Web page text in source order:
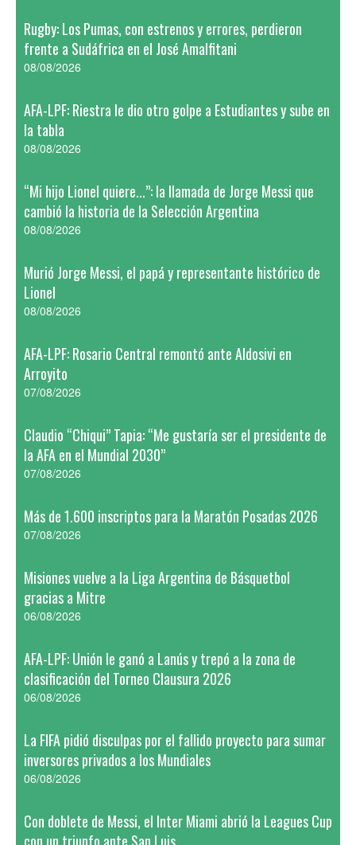
Rugby: Los Pumas, con estrenos y errores, perdieron
frente a Sudáfrica en el José Amalfitani
08/08/2026
AFA-LPF: Riestra le dio otro golpe a Estudiantes y sube en
la tabla
08/08/2026
“Mi hijo Lionel quiere...”: la llamada de Jorge Messi que
cambió la historia de la Selección Argentina
08/08/2026
Murió Jorge Messi, el papá y representante histórico de
Lionel
08/08/2026
AFA-LPF: Rosario Central remontó ante Aldosivi en
Arroyito
07/08/2026
Claudio “Chiqui” Tapia: “Me gustaría ser el presidente de
la AFA en el Mundial 2030”
07/08/2026
Más de 1.600 inscriptos para la Maratón Posadas 2026
07/08/2026
Misiones vuelve a la Liga Argentina de Básquetbol
gracias a Mitre
06/08/2026
AFA-LPF: Unión le ganó a Lanús y trepó a la zona de
clasificación del Torneo Clausura 2026
06/08/2026
La FIFA pidió disculpas por el fallido proyecto para sumar
inversores privados a los Mundiales
06/08/2026
Con doblete de Messi, el Inter Miami abrió la Leagues Cup